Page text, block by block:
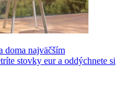
doma najväčším
stovky eur a oddýchnete si